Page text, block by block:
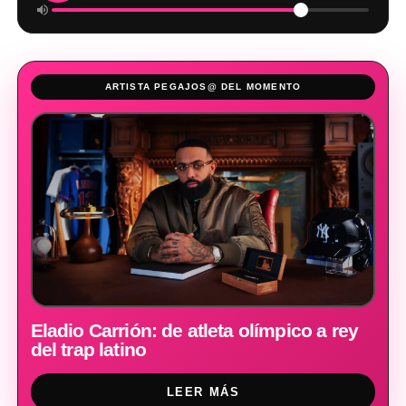
ARTISTA PEGAJOS@ DEL MOMENTO
Eladio Carrión: de atleta olímpico a rey
del trap latino
LEER MÁS